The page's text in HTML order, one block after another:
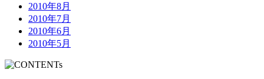
2010年8月
2010年7月
2010年6月
2010年5月